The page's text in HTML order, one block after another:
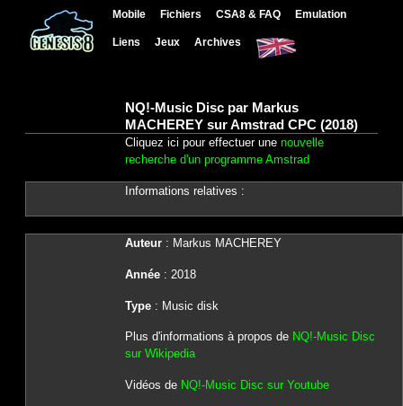
Mobile Fichiers CSA8 & FAQ Emulation
Liens Jeux Archives
NQ!-Music Disc par Markus
MACHEREY sur Amstrad CPC (2018)
Cliquez ici pour effectuer une nouvelle
recherche d'un programme Amstrad
Informations relatives :
Auteur: Markus MACHEREY
Année: 2018
Type: Music disk
Plus d'informations à propos de NQ!-Music Disc
sur Wikipedia
Vidéos de NQ!-Music Disc sur Youtube